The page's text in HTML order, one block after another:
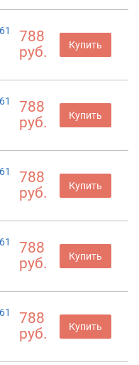
788
руб.
Купить
788
руб.
Купить
788
руб.
Купить
788
руб.
Купить
788
руб.
Купить